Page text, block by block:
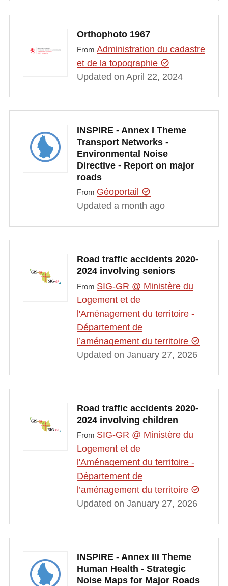
Orthophoto 1967
From Administration du cadastre
et de la topographie
Updated on April 22, 2024
INSPIRE - Annex I Theme
Transport Networks -
Environmental Noise
Directive - Report on major
roads
From Géoportail
Updated a month ago
Road traffic accidents 2020-
2024 involving seniors
From SIG-GR @ Ministère du
Logement et de
l'Aménagement du territoire -
Département de
l’aménagement du territoire
Updated on January 27, 2026
Road traffic accidents 2020-
2024 involving children
From SIG-GR @ Ministère du
Logement et de
l'Aménagement du territoire -
Département de
l’aménagement du territoire
Updated on January 27, 2026
INSPIRE - Annex III Theme
Human Health - Strategic
Noise Maps for Major Roads